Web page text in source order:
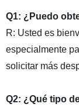
Q1: ¿Puedo
R: Usted es
especialmente
solicitar más
Q2: ¿Qué tipo